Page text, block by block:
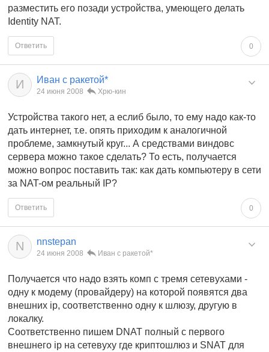
разместить его позади устройства, умеющего делать
Identity NAT.
0
Ответить
И Иван с ракетой*
24 июня 2008 Хрю-кин
Устройства такого нет, а еслиб было, то ему надо как-то
дать интернет, т.е. опять приходим к аналогичной
проблеме, замкнутый круг... А средствами виндовс
сервера можно такое сделать? То есть, получается
можно вопрос поставить так: как дать компьютеру в сети
за NAT-ом реальный IP?
0
Ответить
N nnstepan
24 июня 2008 Иван с ракетой*
Получается что надо взять комп с тремя сетевухами -
одну к модему (провайдеру) на которой появятся два
внешних ip, соответственно одну к шлюзу, другую в
локалку.
Соответственно пишем DNAT полный с первого
внешнего ip на сетевуху где криптошлюз и SNAT для